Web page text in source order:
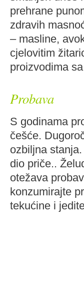
prehrane
zdravih
– masline,
cjelovitim
proizvodima
Probava
S godinama
češće.
ozbiljna
dio priče..
otežava
konzumirajte
tekućine i